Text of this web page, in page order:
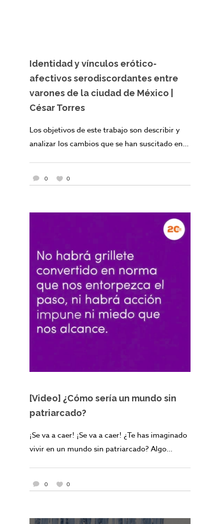
Identidad y vínculos erótico-
afectivos serodiscordantes entre
varones de la ciudad de México |
César Torres
Los objetivos de este trabajo son describir y
analizar los cambios que se han suscitado en...
0 0
[Video] ¿Cómo sería un mundo sin
patriarcado?
¡Se va a caer! ¡Se va a caer! ¿Te has imaginado
vivir en un mundo sin patriarcado? Algo...
0 0